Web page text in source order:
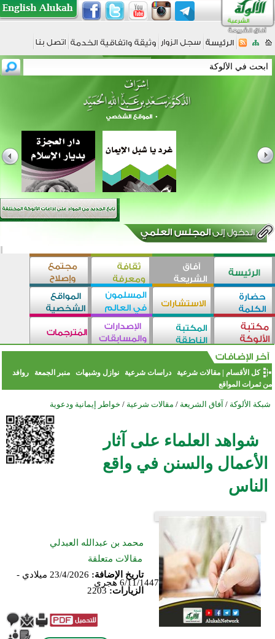
كل الأقسام |مقالات شرعية دراسات شرعية نوازل وشبهات منبر الجمعة
روافد
من ثمرات المواقع
شبكة الألوكة / آفاق الشريعة / مقالات شرعية / خواطر إيمانية ودعوية
شواهد العلماء على آثار
الأعمال والسنن في واقع
الناس
محمد بن عبدالله العبدلي
مقالات متعلقة
تاريخ الإضافة:
23/4/2026 ميلادي -
6/11/1447 هجري
الزيارات: 2203